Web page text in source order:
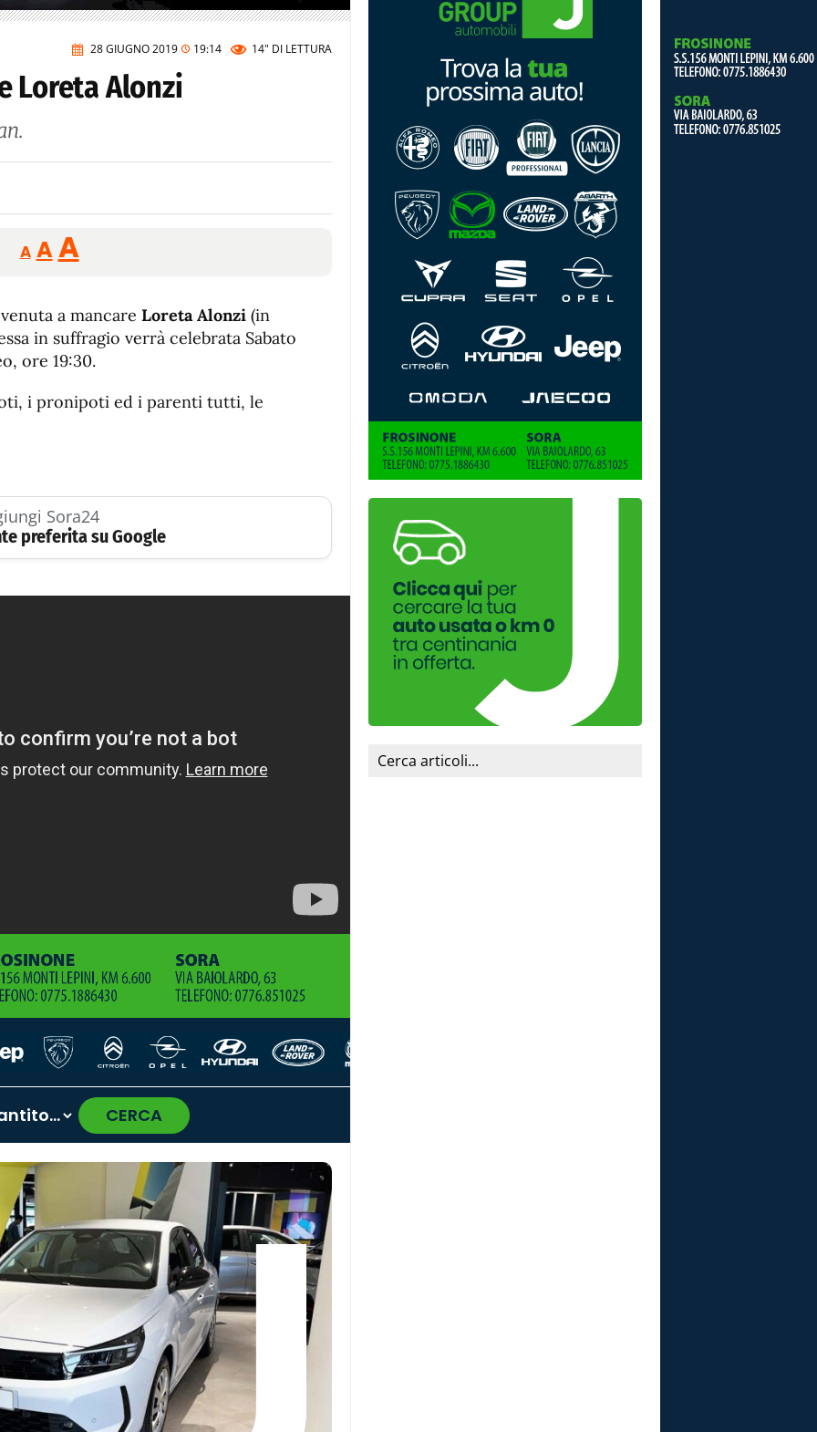
28 GIUGNO 2019 19:14 14" DI LETTURA
Loreta Alonzi
A
Reducir
tamaño
A Restablecer
tamaño
fuente
AAumentar
de
fuente.
a mancare Loreta Alonzi (in
in suffragio verrà celebrata Sabato
ore 19:30.
i pronipoti ed i parenti tutti, le
Sora24
preferita su Google
CERCA
›